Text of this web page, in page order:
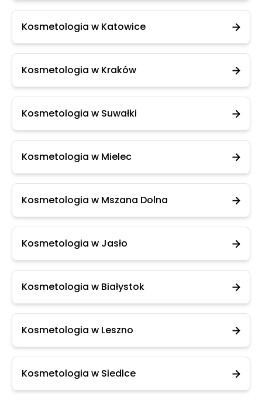
Kosmetologia w Katowice
Kosmetologia w Kraków
Kosmetologia w Suwałki
Kosmetologia w Mielec
Kosmetologia w Mszana Dolna
Kosmetologia w Jasło
Kosmetologia w Białystok
Kosmetologia w Leszno
Kosmetologia w Siedlce